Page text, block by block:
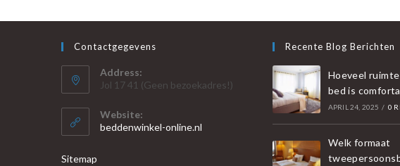
Contactgegevens
Address:
Jol 17 41 (Geen bezoekadres!)
Website:
beddenwinkel-online.nl
Sitemap
Recente Blog Berichten
Hoeveel
bed is
APRIL 24, 2025 / 0
Welk formaat